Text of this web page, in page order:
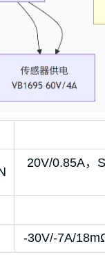
20V/0.85A，
-30V/-7A/